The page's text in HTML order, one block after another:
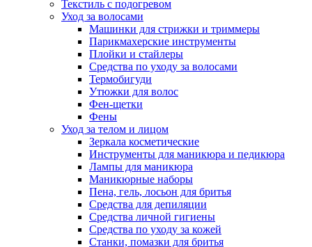
Текстиль с подогревом
Уход за волосами
Машинки для стрижки и триммеры
Парикмахерские инструменты
Плойки и стайлеры
Средства по уходу за волосами
Термобигуди
Утюжки для волос
Фен-щетки
Фены
Уход за телом и лицом
Зеркала косметические
Инструменты для маникюра и педикюра
Лампы для маникюра
Маникюрные наборы
Пена, гель, лосьон для бритья
Средства для депиляции
Средства личной гигиены
Средства по уходу за кожей
Станки, помазки для бритья